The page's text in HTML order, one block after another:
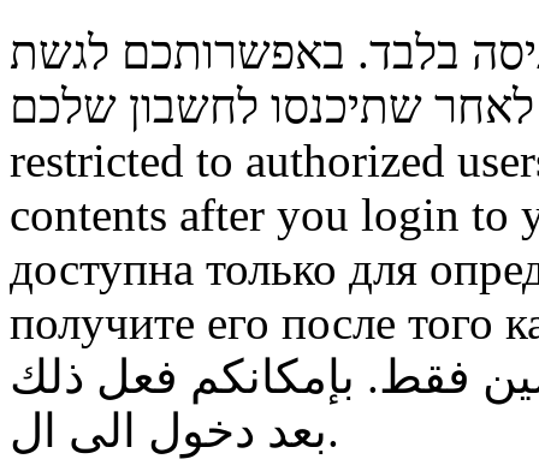
בלבד. באפשרותכם לגשת
restricted to authorized
contents after you login to
доступна только для
получите его после того
فقط. بإمكانكم فعل ذلك
بعد دخول الى ال.